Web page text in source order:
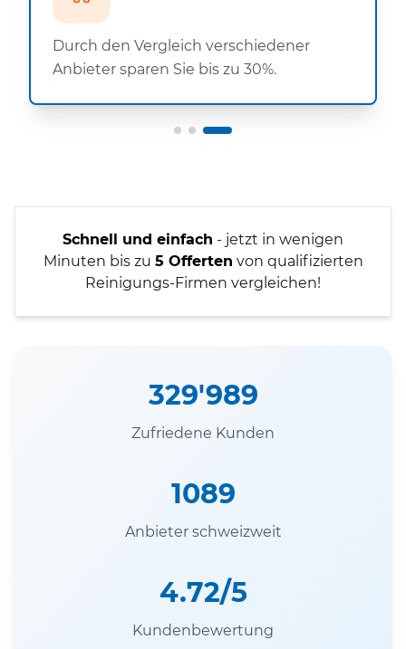
Durch den Vergleich verschiedener
Anbieter sparen Sie bis zu 30%.
Schnell und einfach - jetzt in wenigen
Minuten bis zu 5 Offerten von qualifizierten
Reinigungs-Firmen vergleichen!
329'989
Zufriedene Kunden
1089
Anbieter schweizweit
4.72/5
Kundenbewertung